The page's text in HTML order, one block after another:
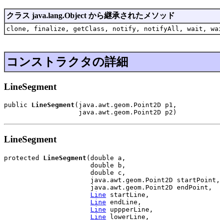
クラス java.lang.Object から継承されたメソッド
clone, finalize, getClass, notify, notifyAll, wait,
コンストラクタの詳細
LineSegment
public LineSegment (java.awt.geom.Point2D p1,
                   java.awt.geom.Point2D p2)
LineSegment
protected LineSegment (double a,
                      double b,
                      double c,
                      java.awt.geom.Point2D startPoint,
                      java.awt.geom.Point2D endPoint,
Line startLine,
Line endLine,
Line uppperLine,
Line lowerLine,